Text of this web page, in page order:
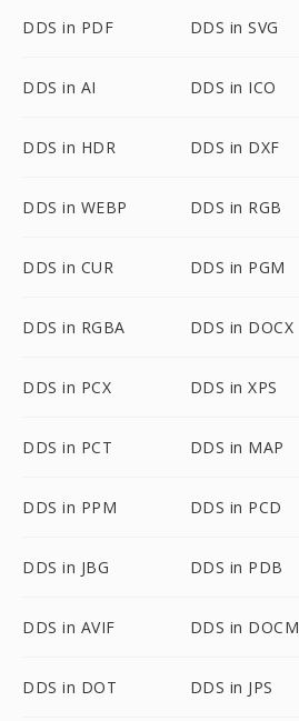
DDS in PDF DDS in SVG
DDS in AI DDS in ICO
DDS in HDR DDS in DXF
DDS in WEBP DDS in RGB
DDS in CUR DDS in PGM
DDS in RGBA DDS in DOCX
DDS in PCX DDS in XPS
DDS in PCT DDS in MAP
DDS in PPM DDS in PCD
DDS in JBG DDS in PDB
DDS in AVIF DDS in DOCM
DDS in DOT DDS in JPS